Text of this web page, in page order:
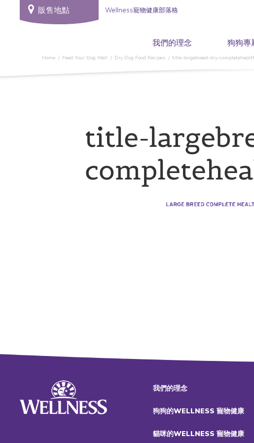
販售地點 Wellness寵物健康部落格
我們的理念 狗狗專
Home Feed Your Dog Well Dry Dog Food Recipes title-largebreed-dry-
title-
我們的理念
狗狗的WELLNESS 寵物健康
貓咪的WELLNESS 寵物健康